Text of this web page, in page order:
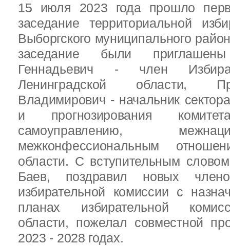
15 июля 2023 года прошло
заседание территориальной
Выборгского муниципального
заседание были
Геннадьевич - член
Ленинградской области,
Владимирович - начальник
и прогнозирования
самоуправлению,
межконфессиональным
области. С вступительным
Баев, поздравил новых
избирательной комиссии с
планах избирательной
области, пожелал совместной
2023 - 2028 годах.